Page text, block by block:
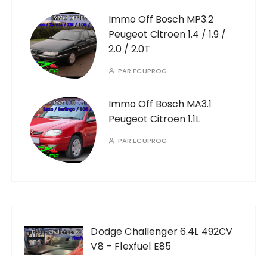
Immo Off Bosch MP3.2
Peugeot Citroen 1.4 / 1.9 /
2.0 / 2.0T
PARECUPROG
Immo Off Bosch MA3.1
Peugeot Citroen 1.1L
PARECUPROG
Dodge Challenger 6.4L 492CV
V8 – Flexfuel E85